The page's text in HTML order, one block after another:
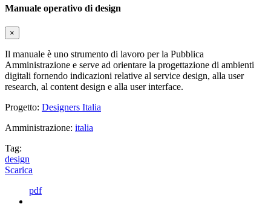
Manuale operativo di design
×
Il manuale è uno strumento di lavoro per la Pubblica
Amministrazione e serve ad orientare la progettazione di ambienti
digitali fornendo indicazioni relative al service design, alla user
research, al content design e alla user interface.
Progetto: Designers Italia
Amministrazione: italia
Tag:
design
Scarica
pdf